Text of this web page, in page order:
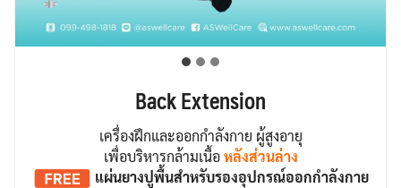
Back Extension
เครื่องฝึกและออกกำลังกาย ผู้สูงอายุ
เพื่อบริหารกล้ามเนื้อหลังส่วนล่าง
แผ่นยางปูพื้นสำหรับรองอุปกรณ์ออกกำลังกาย